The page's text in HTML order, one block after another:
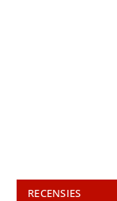
RECENSIES